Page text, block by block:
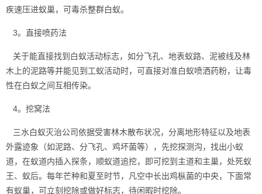
疾速压进蚁巢，可毒杀整群白蚁。
3。直接喷药法
关于能直接找到白蚁活动标志，如分飞孔、地表蚁路、泥被线及林
木上的泥路等并能见到工蚁活动时，可直接对准白蚁喷洒药粉，让毒
性在白蚁之间互相传染。
4。挖窝法
三水白蚁灭治公司依据受害林木散布状况，分离地形特征以及地表
外露迹象（如泥路、分飞孔、鸡坏菌等），先挖探测沟，找出小蚁
道，在蚁道内插入探条，顺蚁道追挖，即可挖到主道和主巢，处死蚁
王、蚁后。每年芒种和夏至时节，凡空中长出鸡枞菌的中央，下面常
有蚁巢，可立刻挖除或做好标志，待闲暇时挖除。